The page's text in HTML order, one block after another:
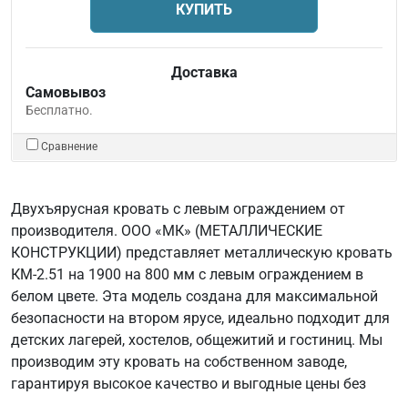
КУПИТЬ
Доставка
Самовывоз
Бесплатно.
Сравнение
Двухъярусная кровать с левым ограждением от
производителя. ООО «МК» (МЕТАЛЛИЧЕСКИЕ
КОНСТРУКЦИИ) представляет металлическую кровать
КМ-2.51 на 1900 на 800 мм с левым ограждением в
белом цвете. Эта модель создана для максимальной
безопасности на втором ярусе, идеально подходит для
детских лагерей, хостелов, общежитий и гостиниц. Мы
производим эту кровать на собственном заводе,
гарантируя высокое качество и выгодные цены без